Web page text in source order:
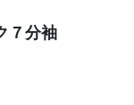
７分袖